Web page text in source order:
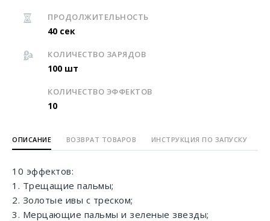
ПРОДОЛЖИТЕЛЬНОСТЬ
40 сек
КОЛИЧЕСТВО ЗАРЯДОВ
100 шт
КОЛИЧЕСТВО ЭФФЕКТОВ
10
ОПИСАНИЕ ВОЗВРАТ ТОВАРОВ ИНСТРУКЦИЯ ПО ЗАПУСКУ
10 эффектов:
1. Трещащие пальмы;
2. Золотые ивы с треском;
3. Мерцающие пальмы и зеленые звезды;